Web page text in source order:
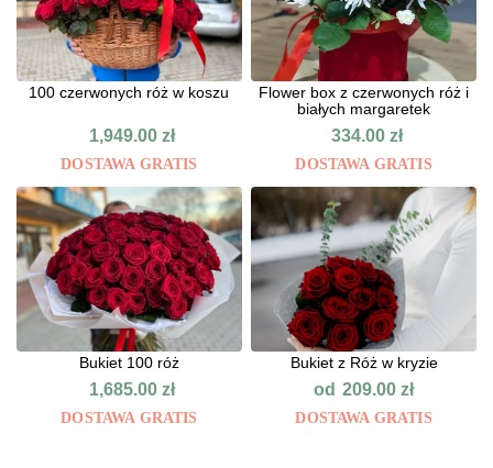
100 czerwonych róż w koszu
1,949.00zł
DOSTAWA GRATIS
Flower box z czerwonych róż i
białych margaretek
334.00zł
DOSTAWA GRATIS
Bukiet 100 róż
1,685.00zł
DOSTAWA GRATIS
Bukiet z Róż w kryzie
od 209.00zł
DOSTAWA GRATIS